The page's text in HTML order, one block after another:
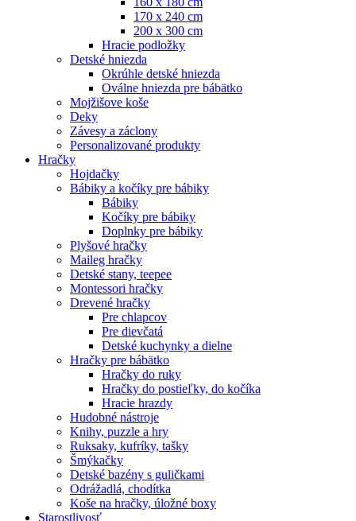
170 x 240 cm
200 x 300 cm
Hracie podložky
Detské hniezda
Okrúhle detské hniezda
Oválne hniezda pre bábätko
Mojžišove koše
Deky
Závesy a záclony
Personalizované produkty
Hračky
Hojdačky
Bábiky a kočíky pre bábiky
Bábiky
Kočíky pre bábiky
Doplnky pre bábiky
Plyšové hračky
Maileg hračky
Detské stany, teepee
Montessori hračky
Drevené hračky
Pre chlapcov
Pre dievčatá
Detské kuchynky a dielne
Hračky pre bábätko
Hračky do ruky
Hračky do postieľky, do kočíka
Hracie hrazdy
Hudobné nástroje
Knihy, puzzle a hry
Ruksaky, kufríky, tašky
Šmýkačky
Detské bazény s guličkami
Odrážadlá, chodítka
Koše na hračky, úložné boxy
Starostlivosť